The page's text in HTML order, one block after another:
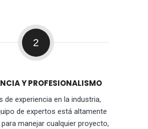
2
Y PROFESIONALISMO
de experiencia en la industria,
de expertos está altamente
manejar cualquier proyecto,